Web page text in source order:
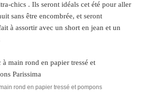
chics . Ils seront idéals cet été pour aller
sans être encombrée, et seront
à assortir avec un short en jean et un
rond en papier tressé et pompons